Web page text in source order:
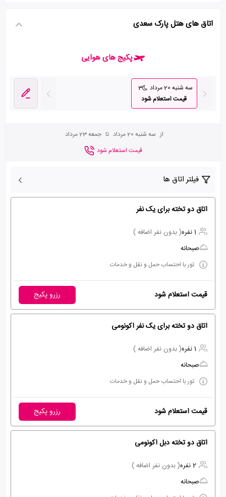
اتاق های هتل پارک سعدی
پکیج های هوایی
سه شنبه 20 مرداد
3
قیمت استعلام شود
از سه شنبه 20 مرداد تا جمعه 23 مرداد
قیمت استعلام شود
فیلتر اتاق ها
اتاق دو تخته برای یک نفر
1 نفره
( بدون نفر اضافه )
صبحانه
تور با احتساب حمل و نقل و خدمات
قیمت استعلام شود رزرو پکیج
اتاق دو تخته برای یک نفر اکونومی
1 نفره
( بدون نفر اضافه )
صبحانه
تور با احتساب حمل و نقل و خدمات
قیمت استعلام شود رزرو پکیج
اتاق دو تخته دبل اکونومی
2 نفره
( بدون نفر اضافه )
صبحانه